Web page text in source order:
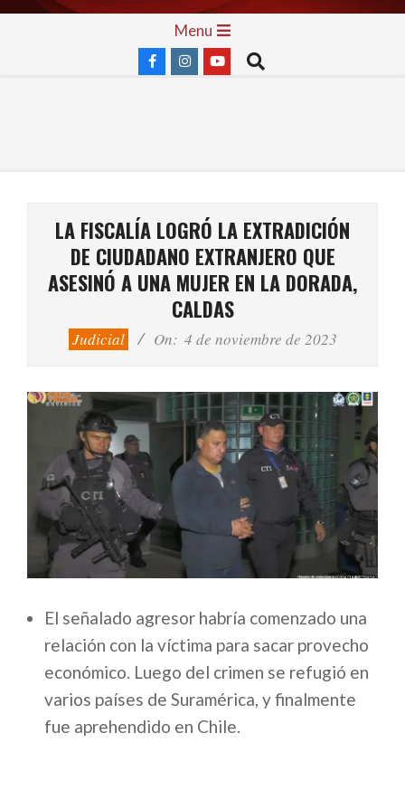
Skip
Menu
Search
LA FISCALÍA LOGRÓ LA EXTRADICIÓN
DE CIUDADANO EXTRANJERO QUE
ASESINÓ A UNA MUJER EN LA DORADA,
CALDAS
Judicial On: 4 de noviembre de 2023
El señalado agresor habría comenzado una
relación con la víctima para sacar provecho
económico. Luego del crimen se refugió en
varios países de Suramérica, y finalmente
fue aprehendido en Chile.